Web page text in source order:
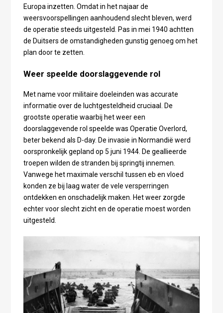
Europa inzetten. Omdat in het najaar de
weersvoorspellingen aanhoudend slecht bleven, werd
de operatie steeds uitgesteld. Pas in mei 1940 achtten
de Duitsers de omstandigheden gunstig genoeg om het
plan door te zetten.
Weer speelde doorslaggevende rol
Met name voor militaire doeleinden was accurate
informatie over de luchtgesteldheid cruciaal. De
grootste operatie waarbij het weer een
doorslaggevende rol speelde was Operatie Overlord,
beter bekend als D-day. De invasie in Normandië werd
oorspronkelijk gepland op 5 juni 1944. De geallieerde
troepen wilden de stranden bij springtij innemen.
Vanwege het maximale verschil tussen eb en vloed
konden ze bij laag water de vele versperringen
ontdekken en onschadelijk maken. Het weer zorgde
echter voor slecht zicht en de operatie moest worden
uitgesteld.